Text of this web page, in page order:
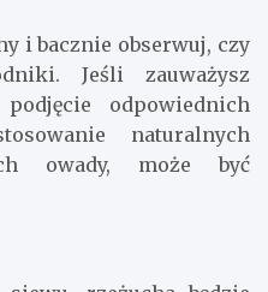
i bacznie obserwuj, czy
Jeśli zauważysz
odpowiednich
naturalnych
owady, może być